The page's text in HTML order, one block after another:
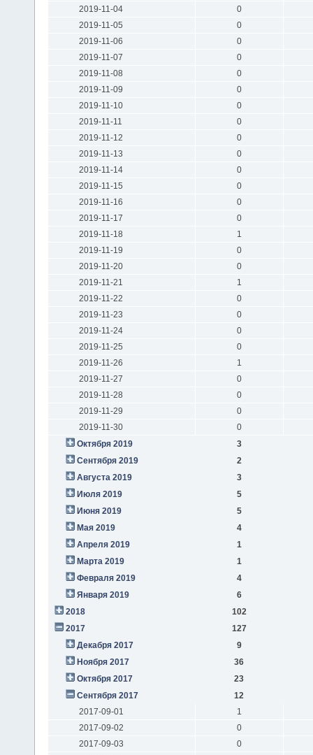
2019-11-04
0
2019-11-05
0
2019-11-06
0
2019-11-07
0
2019-11-08
0
2019-11-09
0
2019-11-10
0
2019-11-11
0
2019-11-12
0
2019-11-13
0
2019-11-14
0
2019-11-15
0
2019-11-16
0
2019-11-17
0
2019-11-18
1
2019-11-19
0
2019-11-20
0
2019-11-21
1
2019-11-22
0
2019-11-23
0
2019-11-24
0
2019-11-25
0
2019-11-26
1
2019-11-27
0
2019-11-28
0
2019-11-29
0
2019-11-30
0
Октября 2019
3
Сентября 2019
2
Августа 2019
3
Июля 2019
5
Июня 2019
5
Мая 2019
4
Апреля 2019
1
Марта 2019
1
Февраля 2019
4
Января 2019
6
2018
102
2017
127
Декабря 2017
9
Ноября 2017
36
Октября 2017
23
Сентября 2017
12
2017-09-01
1
2017-09-02
0
2017-09-03
0